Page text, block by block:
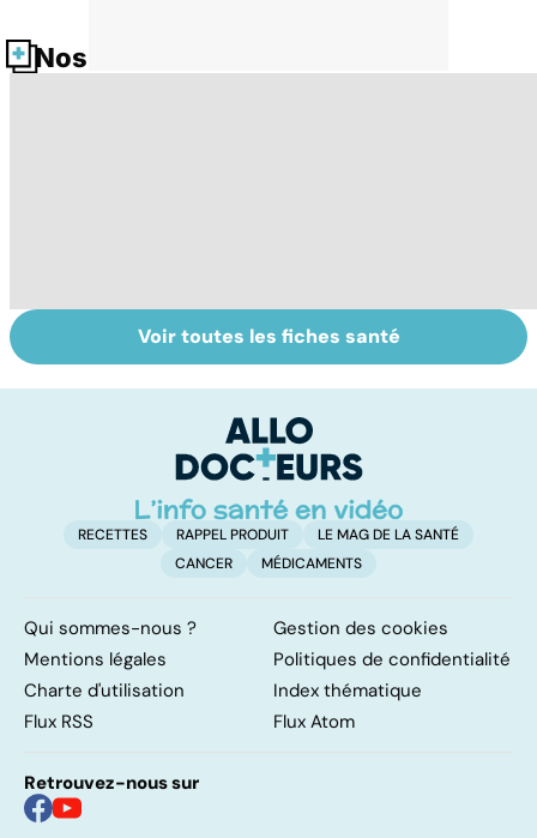
Nos fiches santé
Glande thyroïde :
le gendarme de
Cancer de la
thyroïde :
scintigraphie
Voir toutes les fiches santé
RECETTES RAPPEL PRODUIT
LE MAG DE LA SANTÉ
CANCER
MÉDICAMENTS
Qui sommes-nous ?
Gestion des cookies
Mentions légales
Politiques de confidentialité
Charte d'utilisation
Index thématique
Flux RSS
Flux Atom
Retrouvez-nous sur